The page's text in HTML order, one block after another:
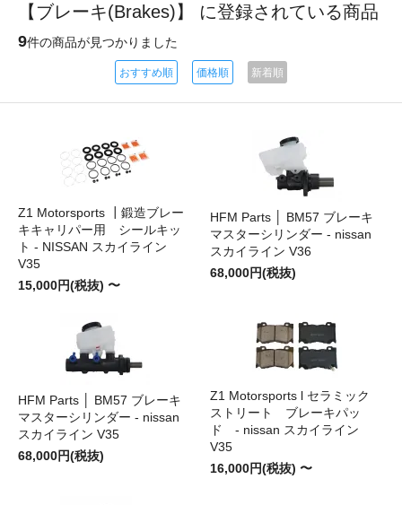
【ブレーキ(Brakes)】 に登録されている商品
9件の商品が見つかりました
おすすめ順 価格順 新着順
Z1 Motorsports ┃鍛造ブレー
キキャリパー用 シールキッ
ト - NISSAN スカイライン
V35
15,000円(税抜) 〜
HFM Parts │ BM57 ブレーキ
マスターシリンダー - nissan
スカイライン V36
68,000円(税抜)
HFM Parts │ BM57 ブレーキ
マスターシリンダー - nissan
スカイライン V35
68,000円(税抜)
Z1 Motorsports l セラミック
ストリート ブレーキパッ
ド - nissan スカイライン
V35
16,000円(税抜) 〜